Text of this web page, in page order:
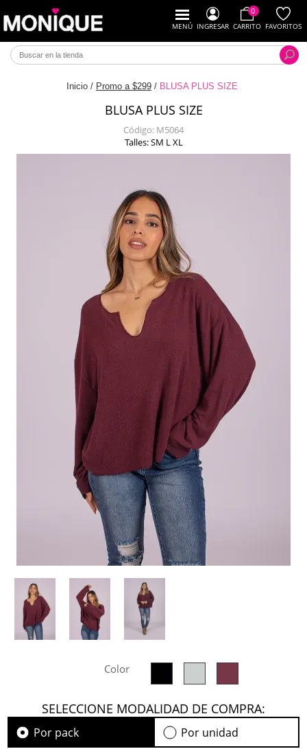
MENÚ INGRESAR
0
CARRITO FAVORITOS
Inicio / Promo a $299 / BLUSA PLUS SIZE
BLUSA PLUS SIZE
Código: M5064
Talles: SM L XL
Color
SELECCIONE MODALIDAD DE COMPRA:
Por pack Por unidad